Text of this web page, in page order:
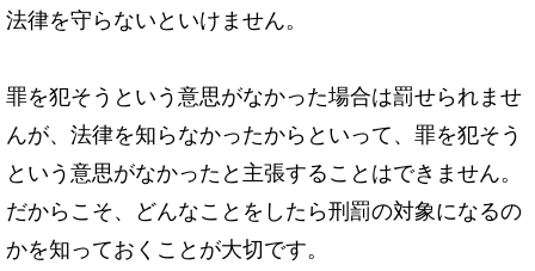
法律を守らないといけません。
罪を犯そうという意思がなかった場合は罰せられませ
んが、法律を知らなかったからといって、罪を犯そう
という意思がなかったと主張することはできません。
だからこそ、どんなことをしたら刑罰の対象になるの
かを知っておくことが大切です。